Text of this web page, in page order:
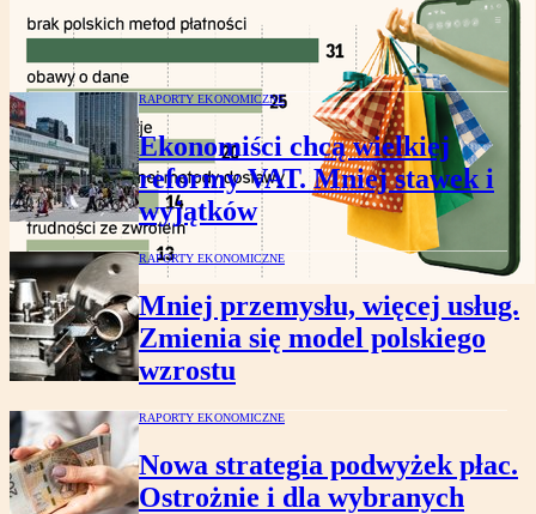
Polskie e-sklepy wygrywają z zagranicą.
RAPORTY EKONOMICZNE
Ekonomiści chcą wielkiej
reformy VAT. Mniej stawek i
wyjątków
RAPORTY EKONOMICZNE
Mniej przemysłu, więcej usług.
Zmienia się model polskiego
wzrostu
RAPORTY EKONOMICZNE
Nowa strategia podwyżek płac.
Ostrożnie i dla wybranych